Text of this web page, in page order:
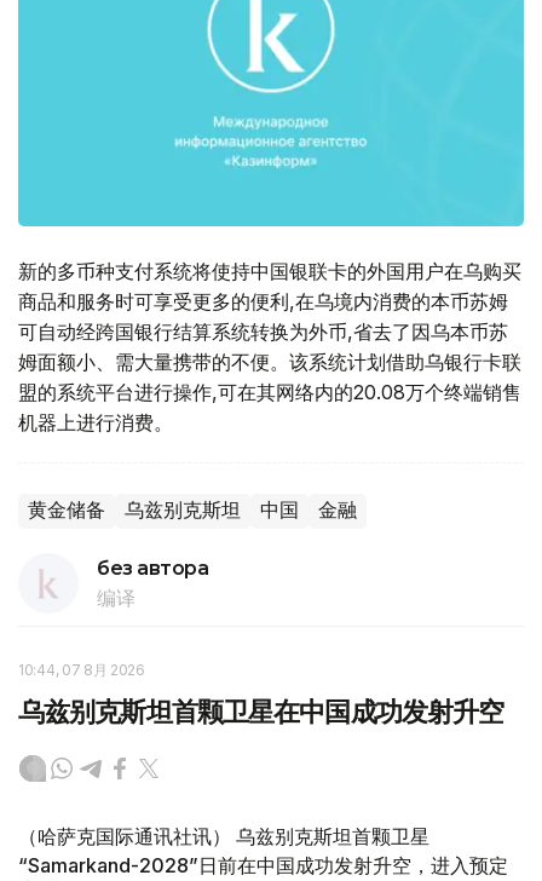
新的多币种支付系统将使持中国银联卡的外国用户在乌购买
商品和服务时可享受更多的便利,在乌境内消费的本币苏姆
可自动经跨国银行结算系统转换为外币,省去了因乌本币苏
姆面额小、需大量携带的不便。该系统计划借助乌银行卡联
盟的系统平台进行操作,可在其网络内的20.08万个终端销售
机器上进行消费。
黄金储备 乌兹别克斯坦 中国 金融
без автора
编译
10:44, 07 8月 2026
乌兹别克斯坦首颗卫星在中国成功发射升空
（哈萨克国际通讯社讯） 乌兹别克斯坦首颗卫星
“Samarkand-2028”日前在中国成功发射升空，进入预定